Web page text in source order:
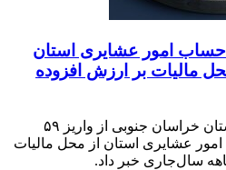
به حساب امور عشایری استان
مالیات بر ارزش افزوده
مدیرکل امور مالیاتی استان خراسان جنوبی از واریز ۵۹
امور عشایری استان از محل مالیات